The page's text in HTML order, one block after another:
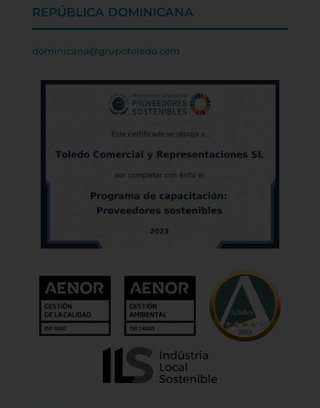
REPÚBLICA DOMINICANA
dominicana@grupotoledo.com